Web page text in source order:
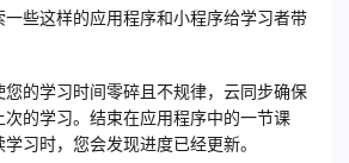
些这样的应用程序和小程序给学习者带
您的学习时间零碎且不规律，云同步确保
的学习。结束在应用程序中的一节课
习时，您会发现进度已经更新。